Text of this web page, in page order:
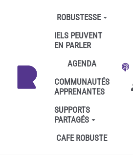
Aller au contenu principal
ROBUSTESSE
IELS PEUVENT
EN PARLER
AGENDA
COMMUNAUTÉS
APPRENANTES
SUPPORTS
PARTAGÉS
CAFE ROBUSTE